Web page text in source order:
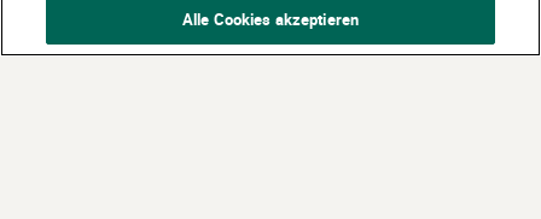
Alle Cookies akzeptieren